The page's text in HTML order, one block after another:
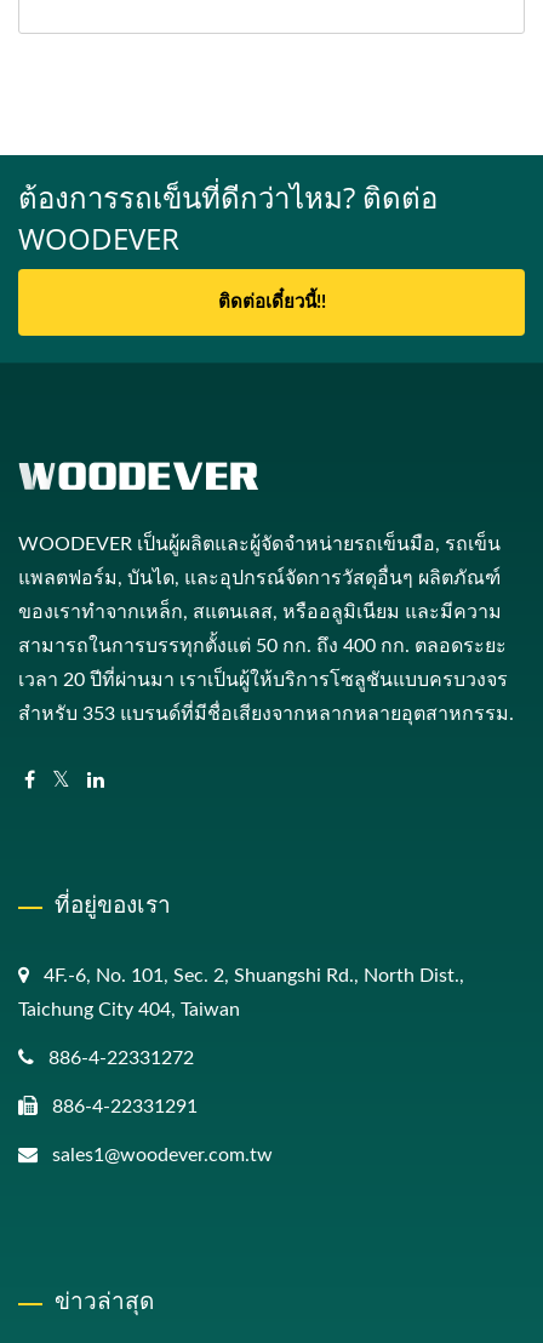
ต้องการรถเข็นที่ดีกว่าไหม? ติดต่อ
WOODEVER
ติดต่อเดี๋ยวนี้!!
WOODEVER เป็นผู้ผลิตและผู้จัดจำหน่ายรถเข็นมือ, รถเข็น
แพลตฟอร์ม, บันได, และอุปกรณ์จัดการวัสดุอื่นๆ ผลิตภัณฑ์
ของเราทำจากเหล็ก, สแตนเลส, หรืออลูมิเนียม และมีความ
สามารถในการบรรทุกตั้งแต่ 50 กก. ถึง 400 กก. ตลอดระยะ
เวลา 20 ปีที่ผ่านมา เราเป็นผู้ให้บริการโซลูชันแบบครบวงจร
สำหรับ 353 แบรนด์ที่มีชื่อเสียงจากหลากหลายอุตสาหกรรม.
ที่อยู่ของเรา
4F.-6, No. 101, Sec. 2, Shuangshi Rd., North Dist.,
Taichung City 404, Taiwan
886-4-22331272
886-4-22331291
sales1@woodever.com.tw
ข่าวล่าสุด